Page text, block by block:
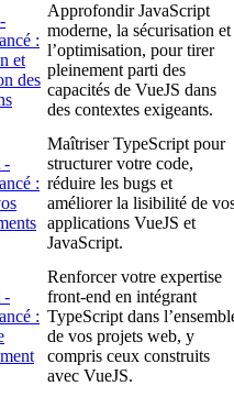
:
et
des
Approfondir JavaScript
moderne, la sécurisation et
l’optimisation, pour tirer
pleinement parti des
capacités de VueJS dans
des contextes exigeants.
-
:
Maîtriser TypeScript pour
structurer votre code,
réduire les bugs et
améliorer la lisibilité de
applications VueJS et
JavaScript.
-
:
Renforcer votre expertise
front-end en intégrant
TypeScript dans
de vos projets web, y
compris ceux construits
avec VueJS.